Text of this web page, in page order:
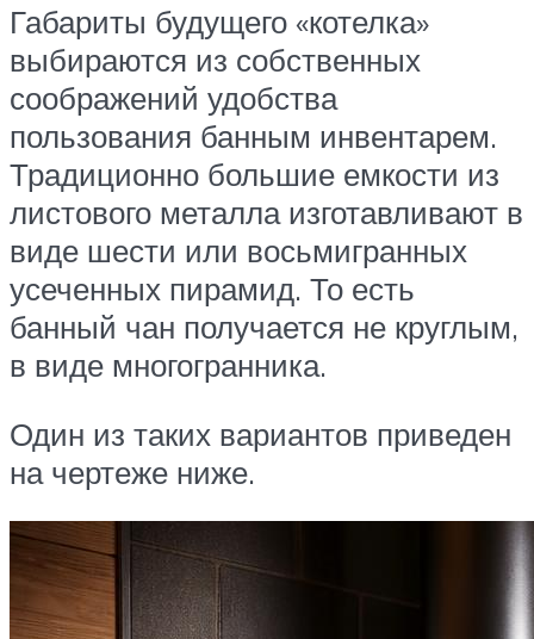
Габариты будущего «котелка»
выбираются из собственных
соображений удобства
пользования банным инвентарем.
Традиционно большие емкости из
листового металла изготавливают в
виде шести или восьмигранных
усеченных пирамид. То есть
банный чан получается не круглым,
в виде многогранника.
Один из таких вариантов приведен
на чертеже ниже.